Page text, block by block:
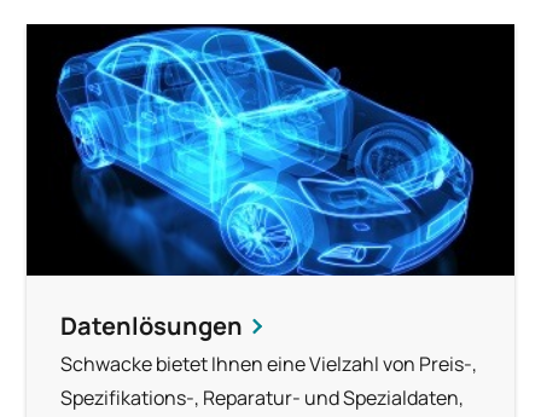
Datenlösungen
Schwacke bietet Ihnen eine Vielzahl von Preis-,
Spezifikations-, Reparatur- und Spezialdaten,